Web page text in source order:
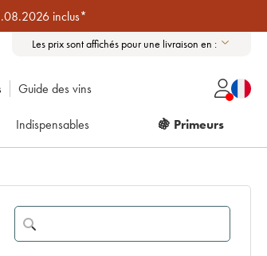
inclus*
Les prix sont affichés pour une livraison en :
Guide des vins
Indispensables 🍇 Primeurs